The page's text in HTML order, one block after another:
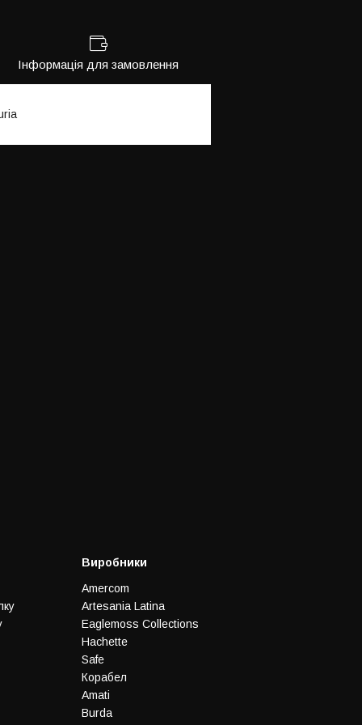
Інформація для замовлення
Виробники
Amercom
Artesania Latina
Eaglemoss Collections
Hachette
Safe
Корабел
Amati
Burda